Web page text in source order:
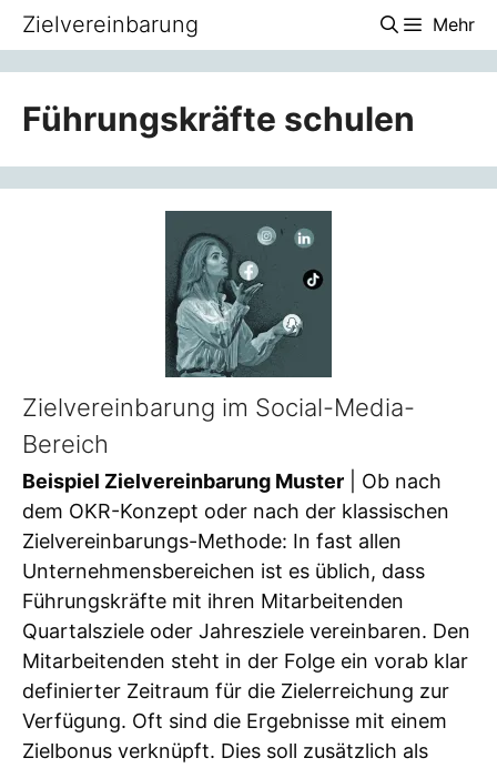
Zum
springen
Zielvereinbarung Mehr
Führungskräfte schulen
Zielvereinbarung im Social-Media-
Bereich
Beispiel Zielvereinbarung Muster | Ob nach
dem OKR-Konzept oder nach der klassischen
Zielvereinbarungs-Methode: In fast allen
Unternehmensbereichen ist es üblich, dass
Führungskräfte mit ihren Mitarbeitenden
Quartalsziele oder Jahresziele vereinbaren. Den
Mitarbeitenden steht in der Folge ein vorab klar
definierter Zeitraum für die Zielerreichung zur
Verfügung. Oft sind die Ergebnisse mit einem
Zielbonus verknüpft. Dies soll zusätzlich als